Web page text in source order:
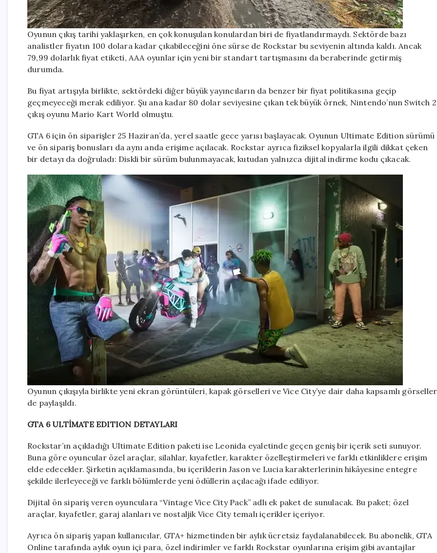
Oyunun çıkış tarihi yaklaşırken, en çok konuşulan konulardan biri de fiyatlandırmaydı. Sektörde bazı
analistler fiyatın 100 dolara kadar çıkabileceğini öne sürse de Rockstar bu seviyenin altında kaldı. Ancak
79,99 dolarlık fiyat etiketi, AAA oyunlar için yeni bir standart tartışmasını da beraberinde getirmiş
durumda.
Bu fiyat artışıyla birlikte, sektördeki diğer büyük yayıncıların da benzer bir fiyat politikasına geçip
geçmeyeceği merak ediliyor. Şu ana kadar 80 dolar seviyesine çıkan tek büyük örnek, Nintendo’nun Switch 2
çıkış oyunu Mario Kart World olmuştu.
GTA 6 için ön siparişler 25 Haziran’da, yerel saatle gece yarısı başlayacak. Oyunun Ultimate Edition sürümü
ve ön sipariş bonusları da aynı anda erişime açılacak. Rockstar ayrıca fiziksel kopyalarla ilgili dikkat çeken
bir detayı da doğruladı: Diskli bir sürüm bulunmayacak, kutudan yalnızca dijital indirme kodu çıkacak.
Oyunun çıkışıyla birlikte yeni ekran görüntüleri, kapak görselleri ve Vice City’ye dair daha kapsamlı görseller
de paylaşıldı.
GTA 6 ULTİMATE EDITION DETAYLARI
Rockstar’ın açıkladığı Ultimate Edition paketi ise Leonida eyaletinde geçen geniş bir içerik seti sunuyor.
Buna göre oyuncular özel araçlar, silahlar, kıyafetler, karakter özelleştirmeleri ve farklı etkinliklere erişim
elde edecekler. Şirketin açıklamasında, bu içeriklerin Jason ve Lucia karakterlerinin hikâyesine entegre
şekilde ilerleyeceği ve farklı bölümlerde yeni ödüllerin açılacağı ifade ediliyor.
Dijital ön sipariş veren oyunculara “Vintage Vice City Pack” adlı ek paket de sunulacak. Bu paket; özel
araçlar, kıyafetler, garaj alanları ve nostaljik Vice City temalı içerikler içeriyor.
Ayrıca ön sipariş yapan kullanıcılar, GTA+ hizmetinden bir aylık ücretsiz faydalanabilecek. Bu abonelik, GTA
Online tarafında aylık oyun içi para, özel indirimler ve farklı Rockstar oyunlarına erişim gibi avantajlar